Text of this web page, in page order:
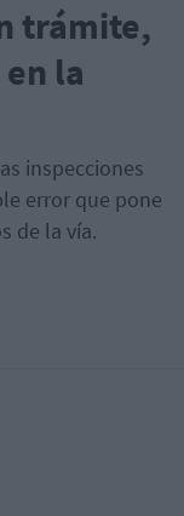
trámite,
la
inspecciones
error que pone
de la vía.